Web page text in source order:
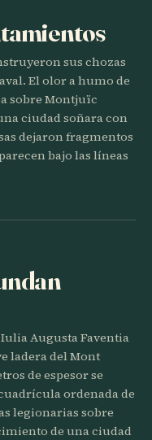
sus chozas
El olor a humo de
sobre Montjuïc
ciudad soñara con
dejaron fragmentos
bajo las líneas
Augusta Faventia
ladera del Mont
de espesor se
ordenada de
legionarias sobre
de una ciudad